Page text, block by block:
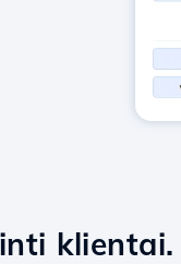
klientai.